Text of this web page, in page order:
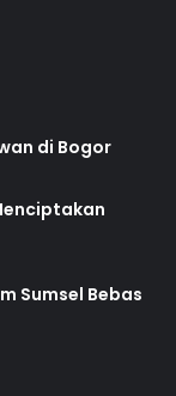
di Bogor
Sumsel Bebas